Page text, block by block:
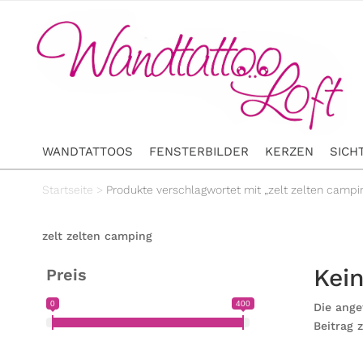
WANDTATTOOS FENSTERBILDER KERZEN
Startseite > Produkte verschlagwortet mit „zelt zelten
zelt zelten camping
Preis
0 400
Die
Beitrag